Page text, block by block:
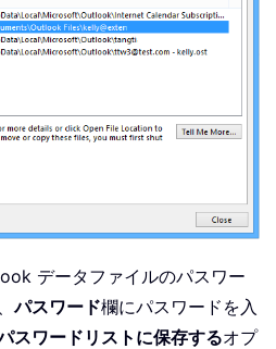
データファイルのパスワー
パスワード欄にパスワードを入
スワードリストに保存するオプ